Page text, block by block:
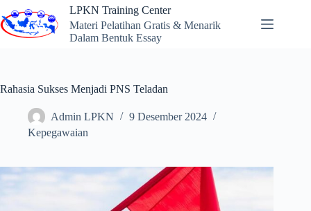
to
content
LPKN Training Center
Materi Pelatihan Gratis & Menarik
Dalam Bentuk Essay
Rahasia Sukses Menjadi PNS Teladan
Admin LPKN
9 Desember 2024
Kepegawaian